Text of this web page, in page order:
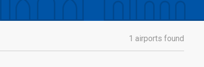
1 airports found